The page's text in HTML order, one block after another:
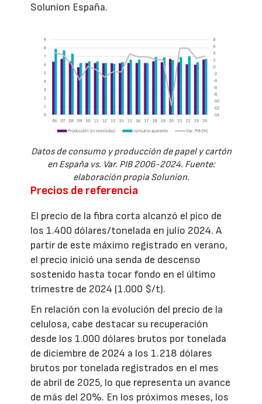
Solunion España.
Datos de consumo y producción de papel y cartón
en España vs. Var. PIB 2006-2024. Fuente:
elaboración propia Solunion.
Precios de referencia
El precio de la fibra corta alcanzó el pico de
los 1.400 dólares/tonelada en julio 2024. A
partir de este máximo registrado en verano,
el precio inició una senda de descenso
sostenido hasta tocar fondo en el último
trimestre de 2024 (1.000 $/t).
En relación con la evolución del precio de la
celulosa, cabe destacar su recuperación
desde los 1.000 dólares brutos por tonelada
de diciembre de 2024 a los 1.218 dólares
brutos por tonelada registrados en el mes
de abril de 2025, lo que representa un avance
de más del 20%. En los próximos meses, los